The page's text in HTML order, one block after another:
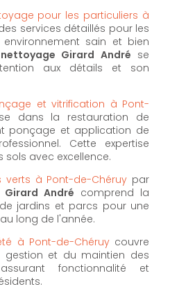
pour les particuliers à
services détaillés pour les
sain et bien
Girard André se
aux détails et son
et vitrification à Pont-
dans la restauration de
ponçage et application de
Cette expertise
sols avec excellence.
verts à Pont-de-Chéruy par
André comprend la
jardins et parcs pour une
long de l'année.
à Pont-de-Chéruycouvre
et du maintien des
fonctionnalité et